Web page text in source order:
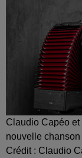
Claudio Capéo
nouvelle chanson
Crédit : Claudio